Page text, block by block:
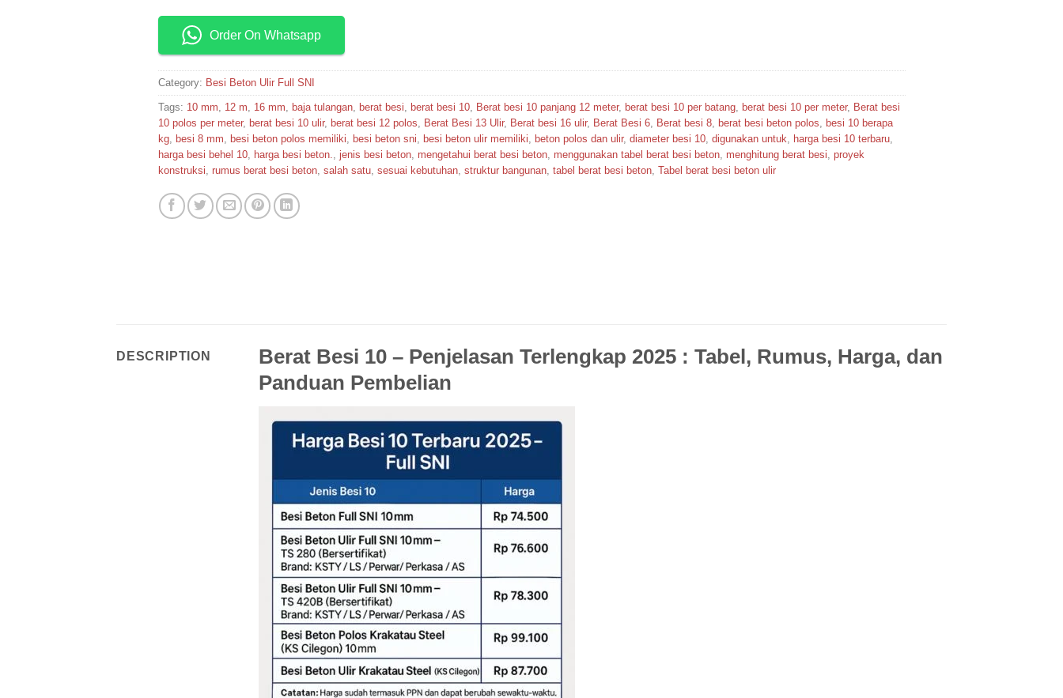
Order On Whatsapp
Category: Besi Beton Ulir Full SNI
Tags: 10 mm, 12 m, 16 mm, baja tulangan, berat besi, berat besi 10, Berat besi 10 panjang 12 meter, berat besi 10 per batang, berat besi 10 per meter, Berat besi
10 polos per meter, berat besi 10 ulir, berat besi 12 polos, Berat Besi 13 Ulir, Berat besi 16 ulir, Berat Besi 6, Berat besi 8, berat besi beton polos, besi 10 berapa
kg, besi 8 mm, besi beton polos memiliki, besi beton sni, besi beton ulir memiliki, beton polos dan ulir, diameter besi 10, digunakan untuk, harga besi 10 terbaru,
harga besi behel 10, harga besi beton., jenis besi beton, mengetahui berat besi beton, menggunakan tabel berat besi beton, menghitung berat besi, proyek
konstruksi, rumus berat besi beton, salah satu, sesuai kebutuhan, struktur bangunan, tabel berat besi beton, Tabel berat besi beton ulir
DESCRIPTION
Berat Besi 10 – Penjelasan Terlengkap 2025 : Tabel, Rumus, Harga, dan
Panduan Pembelian